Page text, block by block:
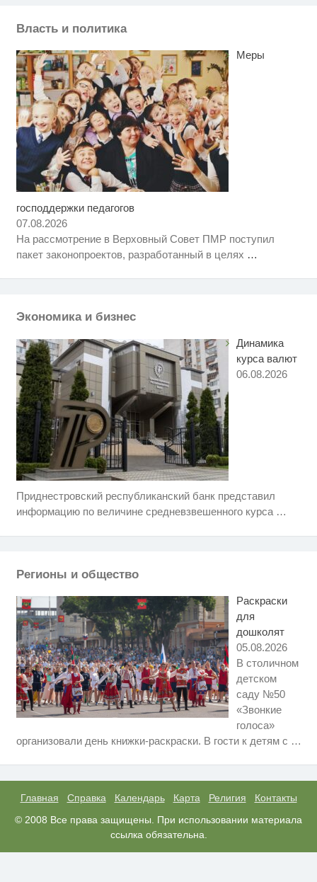
Власть и политика
Меры
господдержки педагогов
07.08.2026
На рассмотрение в Верховный Совет ПМР поступил
пакет законопроектов, разработанный в целях …
Экономика и бизнес
Динамика
курса валют
06.08.2026
Приднестровский республиканский банк представил
информацию по величине средневзвешенного курса …
Регионы и общество
Раскраски
для
дошколят
05.08.2026
В столичном
детском
саду №50
«Звонкие
голоса»
организовали день книжки-раскраски. В гости к детям с …
Главная Справка Календарь Карта Религия
Контакты
© 2008 Все права защищены. При использовании материала
ссылка обязательна.
Ролик длится несколько секунд,
Скрытая камера на пляже
Крыма: Что люди вытворяют,
i
Ролик длится пару секунд, но
Этот танец невесты оставит вас
Ржу не переставая, это видео
а смеяться вы будете долго
когда их не видят...
i
Королева вагона отожгла! Видео
не оставит равнодушным